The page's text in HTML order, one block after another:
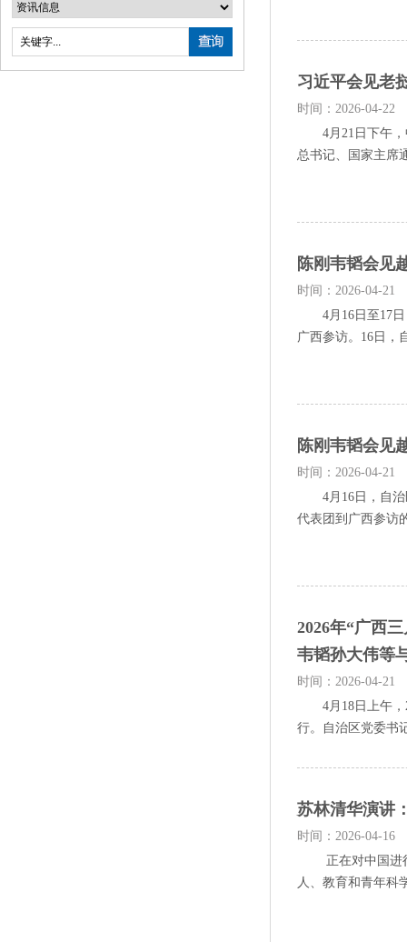
习近平会见老
时间：2026-04-22
4月21日下午，
总书记、国家主席
陈刚韦韬会见
时间：2026-04-21
4月16日至17日
广西参访。16日，
陈刚韦韬会见
时间：2026-04-21
4月16日，自治
代表团到广西参访
2026年“广西
韦韬孙大伟等
时间：2026-04-21
4月18日上午，
行。自治区党委书
苏林清华演讲
时间：2026-04-16
正在对中国进行
人、教育和青年科